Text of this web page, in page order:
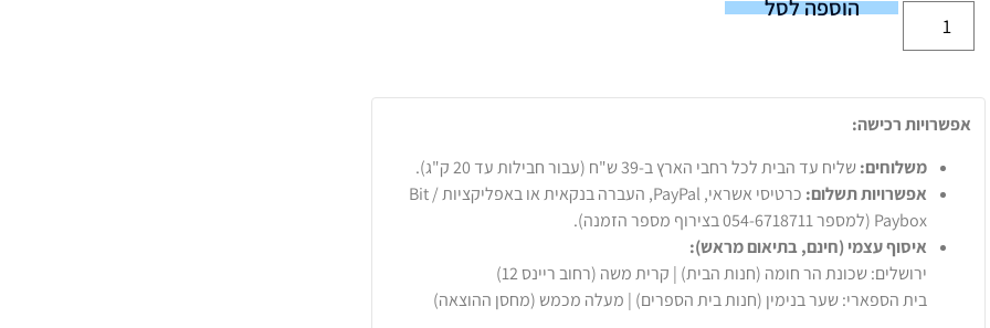
הוספה לסל
אפשרויות רכישה:
משלוחים:שליח עד הבית לכל רחבי הארץ ב-39 ש"ח (עבור חבילות עד 20 ק"ג).
אפשרויות תשלום:
כרטיסי אשראי, PayPal, העברה בנקאית או באפליקציות Bit /
Paybox (למספר 054-6718711 בצירוף מספר הזמנה).
איסוף עצמי (חינם, בתיאום מראש):
ירושלים: שכונת הר חומה (חנות הבית) | קרית משה (רחוב ריינס 12)
בית הספארי: שער בנימין (חנות בית הספרים) | מעלה מכמש (מחסן ההוצאה)